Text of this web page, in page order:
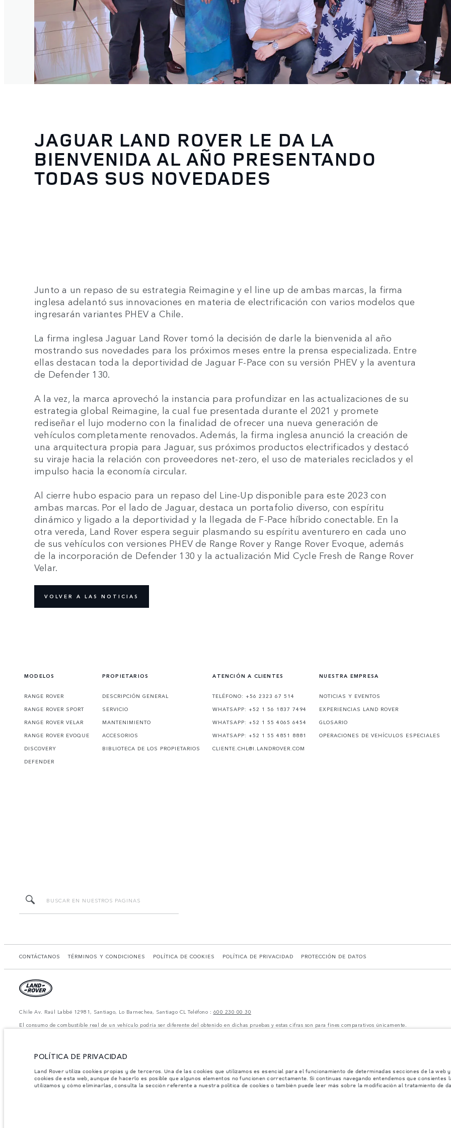
JAGUAR LAND ROVER LE DA LA
BIENVENIDA AL AÑO PRESENTANDO
TODAS SUS NOVEDADES
Junto a un repaso de su estrategia Reimagine y el line up de ambas marcas, la firma
inglesa adelantó sus innovaciones en materia de electrificación con varios modelos que
ingresarán variantes PHEV a Chile.
La firma inglesa Jaguar Land Rover tomó la decisión de darle la bienvenida al año
mostrando sus novedades para los próximos meses entre la prensa especializada. Entre
ellas destacan toda la deportividad de Jaguar F-Pace con su versión PHEV y la aventura
de Defender 130.
A la vez, la marca aprovechó la instancia para profundizar en las actualizaciones de su
estrategia global Reimagine, la cual fue presentada durante el 2021 y promete
rediseñar el lujo moderno con la finalidad de ofrecer una nueva generación de
vehículos completamente renovados. Además, la firma inglesa anunció la creación de
una arquitectura propia para Jaguar, sus próximos productos electrificados y destacó
su viraje hacia la relación con proveedores net-zero, el uso de materiales reciclados y el
impulso hacia la economía circular.
Al cierre hubo espacio para un repaso del Line-Up disponible para este 2023 con
ambas marcas. Por el lado de Jaguar, destaca un portafolio diverso, con espíritu
dinámico y ligado a la deportividad y la llegada de F-Pace híbrido conectable. En la
otra vereda, Land Rover espera seguir plasmando su espíritu aventurero en cada uno
de sus vehículos con versiones PHEV de Range Rover y Range Rover Evoque, además
de la incorporación de Defender 130 y la actualización Mid Cycle Fresh de Range Rover
Velar.
VOLVER A LAS NOTICIAS
MODELOS
RANGE ROVER
RANGE ROVER SPORT
RANGE ROVER VELAR
RANGE ROVER EVOQUE
DISCOVERY
DEFENDER
PROPIETARIOS
DESCRIPCIÓN GENERAL
SERVICIO
MANTENIMIENTO
ACCESORIOS
BIBLIOTECA DE LOS PROPIETARIOS
ATENCIÓN A CLIENTES
TELÉFONO: +56 2323 67 514
WHATSAPP: +52 1 56 1837 7494
WHATSAPP: +52 1 55 4065 6454
WHATSAPP: +52 1 55 4851 8881
CLIENTE.CHL@I.LANDROVER.COM
NUESTRA EMPRESA
NOTICIAS Y EVENTOS
EXPERIENCIAS LAND ROVER
GLOSARIO
OPERACIONES DE VEHÍCULOS ESPECIALES
CONTÁCTANOS TÉRMINOS Y CONDICIONES POLÍTICA DE COOKIES POLÍTICA DE PRIVACIDAD PROTECCIÓN DE DATOS
Chile Av. Raúl Labbé 12981, Santiago, Lo Barnechea, Santiago CL Teléfono : 600 230 00 30
El consumo de combustible real de un vehículo podría ser diferente del obtenido en dichas pruebas y estas cifras son para fines comparativos únicamente.
distribuidor de su preferencia, quien podrá dar a conocer las restricciones actuales de nuestros vehículos y que no realicen un pedido basándose únicamente en las
Jaguar Land Rover Limited busca constantemente nuevas formas de mejorar las especificaciones, el diseño y la producción de sus vehículos, piezas y accesorios, por lo
modelo, algunas funciones serán opcionales o vendrán incluidas de serie. La información, las especificaciones, los motores y los colores que aparecen en esta página web
mercado y pueden ser modificados sin previo aviso. Algunos vehículos se muestran con equipamiento opcional y accesorios originales que pueden no estar disponibles en
disponibilidad y precios.
Los pesos indicados reflejan la especificación estándar del vehículo. Los accesorios y otros elementos instalados después del punto de fabricación afectarán la carga útil.
POLÍTICA DE PRIVACIDAD
Land Rover utiliza cookies propias y de terceros. Una de las cookies que utilizamos es esencial para el funcionamiento de determinadas secciones de la
cookies de esta web, aunque de hacerlo es posible que algunos elementos no funcionen correctamente. Si continuas navegando entendemos que
utilizamos y cómo eliminarlas, consulta la sección referente a nuestra política de cookies o también puede leer más sobre la modificación al tratamiento de